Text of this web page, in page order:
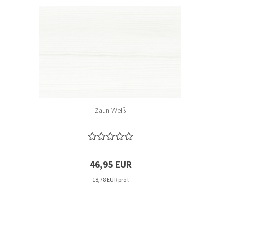
Zaun-Weiß
46,95 EUR
18,78 EUR pro l